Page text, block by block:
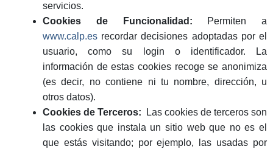
servicios.
Cookies de Funcionalidad: Permiten a
www.calp.es recordar decisiones adoptadas por el
usuario, como su login o identificador. La
información de estas cookies recoge se anonimiza
(es decir, no contiene ni tu nombre, dirección, u
otros datos).
Cookies de Terceros: Las cookies de terceros son
las cookies que instala un sitio web que no es el
que estás visitando; por ejemplo, las usadas por